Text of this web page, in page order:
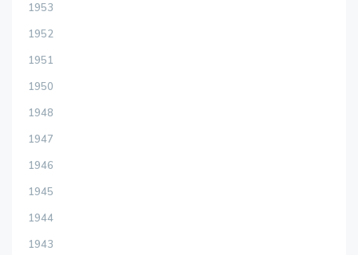
1953
1952
1951
1950
1948
1947
1946
1945
1944
1943